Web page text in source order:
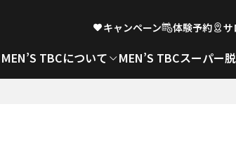
キャンペーン 体験予約 サ
MEN’S TBCについて MEN’S TBCスーパー